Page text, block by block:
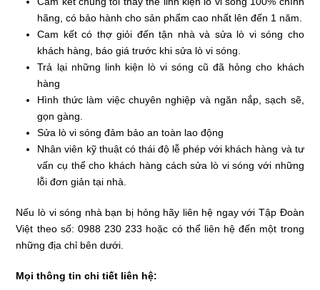
hãng, có bảo hành cho sản phẩm cao nhất lên đến 1 năm.
Cam kết có thợ giỏi đến tận nhà và sửa lò vi sóng cho
khách hàng, báo giá trước khi sửa lò vi sóng.
Trả lại những linh kiện lò vi sóng cũ đã hỏng cho khách
hàng
Hình thức làm việc chuyên nghiệp và ngăn nắp, sạch sẽ,
gọn gàng.
Sửa lò vi sóng đảm bảo an toàn lao động
Nhân viên kỹ thuật có thái độ lễ phép với khách hàng và tư
vấn cụ thể cho khách hàng cách sửa lò vi sóng với những
lỗi đơn giản tại nhà.
Nếu lò vi sóng nhà bạn bị hỏng hãy liên hệ ngay với Tập Đoàn
Việt theo số: 0988 230 233 hoặc có thể liên hệ đến một trong
những địa chỉ bên dưới.
Mọi thông tin chi tiết liên hệ: